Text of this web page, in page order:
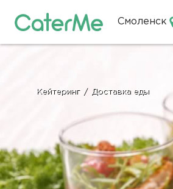
Смоленск
Строка
Кейтеринг / Доставка еды